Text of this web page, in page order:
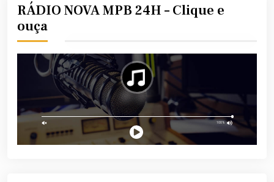
posts
RÁDIO NOVA MPB 24H – Clique e
ouça